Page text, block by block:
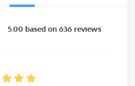
5.00 based on 636 reviews